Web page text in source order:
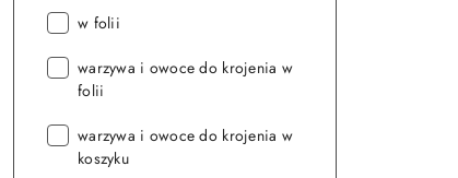
Seria:
w folii
Seria:
warzywa i owoce do krojenia w
folii
Seria:
warzywa i owoce do krojenia w
koszyku